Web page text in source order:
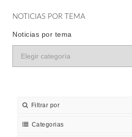
NOTICIAS POR TEMA
Noticias por tema
Filtrar por
Categorias